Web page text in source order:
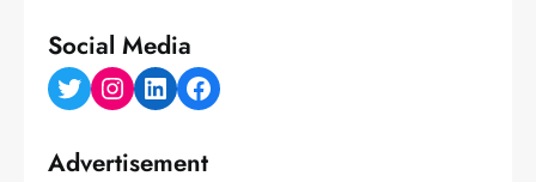
Social Media
Twitter Instagram LinkedIn Facebook
Advertisement